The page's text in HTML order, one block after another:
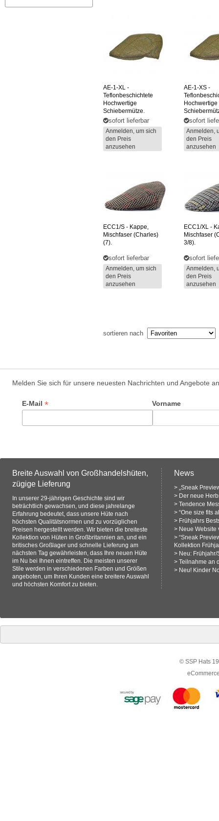
AE-1-XL -
Teflonbeschichtete
Hochwertige
Schiebermütze.
sofort lieferbar
Anmelden, um sich
den Preis
anzusehen
AE-1-XS -
Hochwertige
sofort
Anmelden,
den Preis
anzusehen
ECC1/S - Kappe,
Mischfaser (charles)
(7).
sofort lieferbar
Anmelden, um sich
den Preis
anzusehen
ECC1/XL -
Mischfaser
3/8).
sofort
Anmelden,
den Preis
anzusehen
sortieren nach
Melden Sie sich für unsere neuesten Nachrichten und Angebote an
E-Mail * Vorname
Breite Auswahl von Großhandelshüten,
zügige Lieferung
In unserer 29-jährigen Geschichte sind wir
beträchtlich gewachsen, und diese jahrelange
Erfahrung bedeutet, dass unsere Hüte nach
höchsten Qualitätsnormen und zu vorzüglichen
Preisen hergestellt werden. Wir bieten die breiteste
Kollektion von Hüten in Großbritannien an, und ein
britisches Großlager und schnelle Lieferung am
nächsten Tag gewährleisten, dass Ihre neuen Hüte
im Nu bei Ihnen eintreffen. Die meisten unserer
Stile werden in verschiedenen Farben und Größen
angeboten, um Ihren Kunden eine breitere Auswahl
und höchsten Komfort zu bieten.
News
> „Sneak
> Der neue
> Tendence
> “One size fits
> Frühjahrs
> Neue Website
> “Sneak
Kollektion
> Neu:
> Teilnahme an
> Neu! Kinder
© SSP Hats